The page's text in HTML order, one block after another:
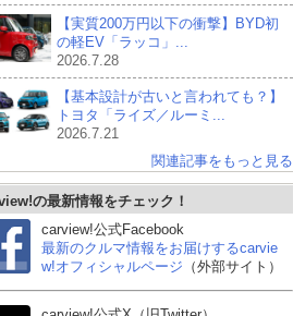
【実質200万円以下の衝撃】BYD初
の軽EV「ラッコ」...
2026.7.28
【基本設計が古いと言われても？】
トヨタ「ライズ／ルーミ...
2026.7.21
関連記事をもっと見る
の最新情報をチェック！
carview!公式Facebook
最新のクルマ情報をお届けするcarvie
w!オフィシャルページ （外部サイト）